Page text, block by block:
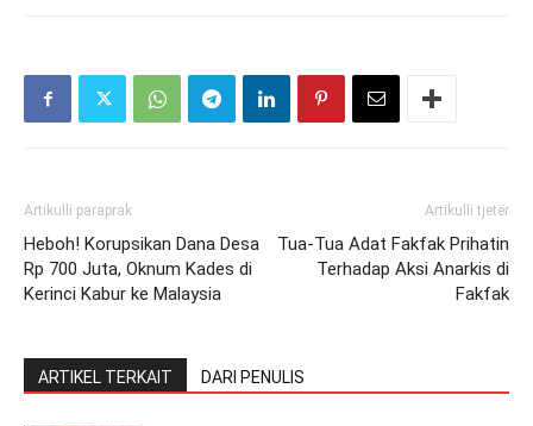
Artikulli paraprak
Heboh! Korupsikan Dana Desa
Rp 700 Juta, Oknum Kades di
Kerinci Kabur ke Malaysia
Artikulli tjetër
Tua-Tua Adat Fakfak Prihatin
Terhadap Aksi Anarkis di
Fakfak
ARTIKEL TERKAIT DARI PENULIS